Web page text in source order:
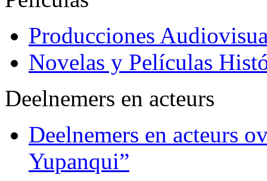
Producciones
Novelas y Películas
Deelnemers en acteurs
Deelnemers en acteurs
Yupanqui”